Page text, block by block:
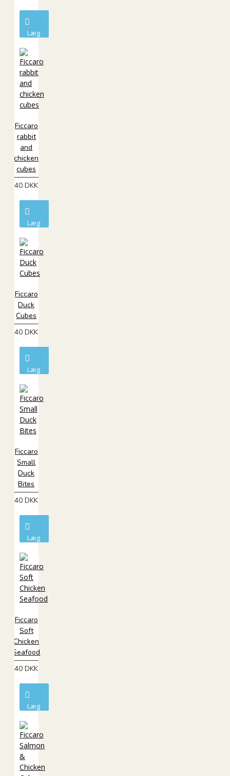
Læg
kurv
Ficcaro
rabbit
and
chicken
cubes
40 DKK
Læg
kurv
Ficcaro
Duck
Cubes
40 DKK
Læg
kurv
Ficcaro
Small
Duck
Bites
40 DKK
Læg
kurv
Ficcaro
Soft
Chicken
Seafood
40 DKK
Læg
kurv